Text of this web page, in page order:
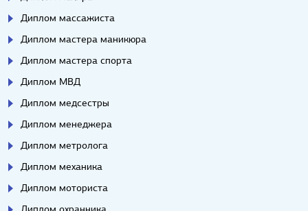
Диплом массажиста
Диплом мастера маникюра
Диплом мастера спорта
Диплом МВД
Диплом медсестры
Диплом менеджера
Диплом метролога
Диплом механика
Диплом моториста